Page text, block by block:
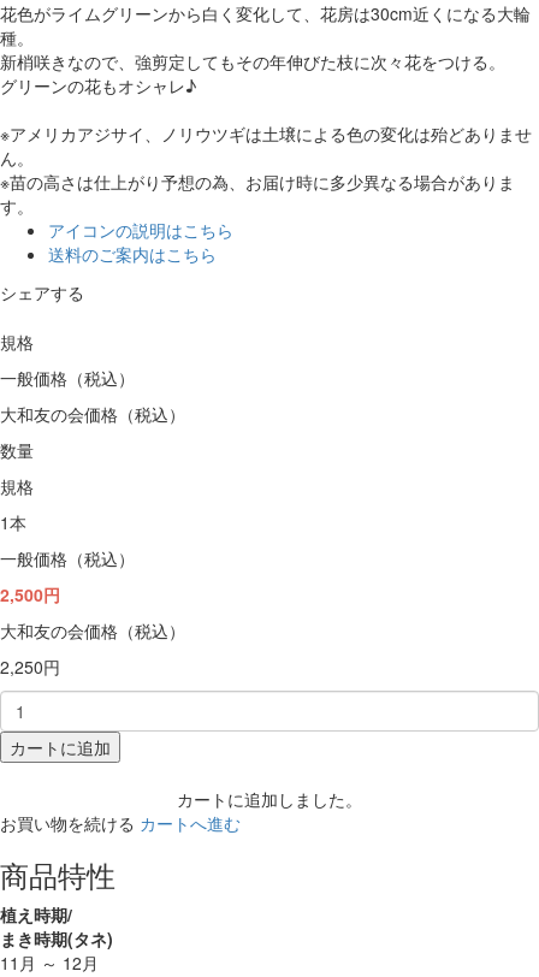
花色がライムグリーンから白く変化して、花房は30cm近くになる大輪
種。
新梢咲きなので、強剪定してもその年伸びた枝に次々花をつける。
グリーンの花もオシャレ♪
※アメリカアジサイ、ノリウツギは土壌による色の変化は殆どありませ
ん。
※苗の高さは仕上がり予想の為、お届け時に多少異なる場合がありま
す。
アイコンの説明はこちら
送料のご案内はこちら
シェアする
規格
一般価格（税込）
大和友の会価格（税込）
数量
規格
1本
一般価格（税込）
2,500円
大和友の会価格（税込）
2,250円
カートに追加
カートに追加しました。
お買い物を続ける カートへ進む
商品特性
植え時期/
まき時期(タネ)
11月 ～ 12月